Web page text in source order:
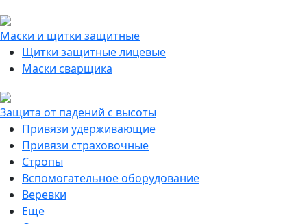
Маски и щитки защитные
Щитки защитные лицевые
Маски сварщика
Защита от падений с высоты
Привязи удерживающие
Привязи страховочные
Стропы
Вспомогательное оборудование
Веревки
Еще